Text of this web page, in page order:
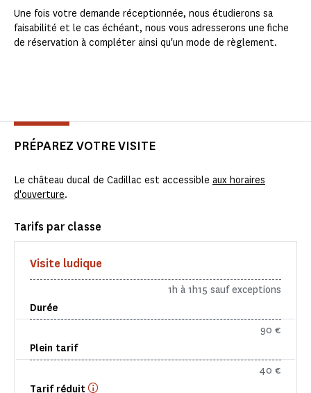
Une fois votre demande réceptionnée, nous étudierons sa
faisabilité et le cas échéant, nous vous adresserons une fiche
de réservation à compléter ainsi qu'un mode de règlement.
PRÉPAREZ VOTRE VISITE
Le château ducal de Cadillac est accessible aux horaires
d'ouverture.
Tarifs par classe
Visite ludique
Durée
1h à 1h15 sauf exceptions
Plein tarif
90 €
Tarif réduit
40 €